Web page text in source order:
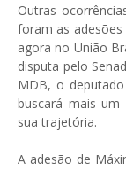
Outras
foram as
agora no União
disputa pelo
MDB, o
buscará mais
sua trajetória.
A adesão de